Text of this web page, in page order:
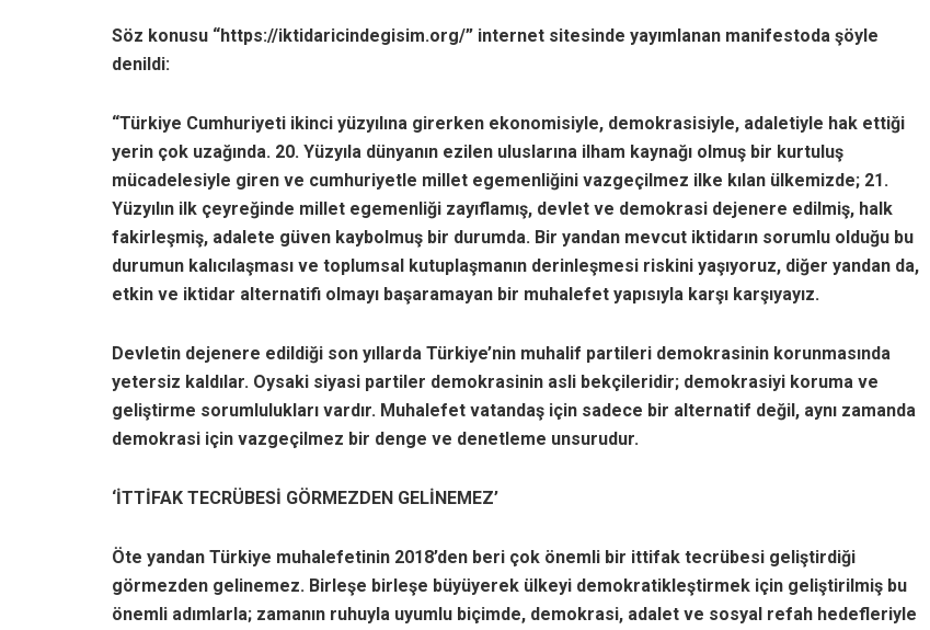
Söz konusu “https://iktidaricindegisim.org/” internet sitesinde yayımlanan manifestoda şöyle
denildi:
“Türkiye Cumhuriyeti ikinci yüzyılına girerken ekonomisiyle, demokrasisiyle, adaletiyle hak ettiği
yerin çok uzağında. 20. Yüzyıla dünyanın ezilen uluslarına ilham kaynağı olmuş bir kurtuluş
mücadelesiyle giren ve cumhuriyetle millet egemenliğini vazgeçilmez ilke kılan ülkemizde; 21.
Yüzyılın ilk çeyreğinde millet egemenliği zayıflamış, devlet ve demokrasi dejenere edilmiş, halk
fakirleşmiş, adalete güven kaybolmuş bir durumda. Bir yandan mevcut iktidarın sorumlu olduğu bu
durumun kalıcılaşması ve toplumsal kutuplaşmanın derinleşmesi riskini yaşıyoruz, diğer yandan da,
etkin ve iktidar alternatifi olmayı başaramayan bir muhalefet yapısıyla karşı karşıyayız.
Devletin dejenere edildiği son yıllarda Türkiye’nin muhalif partileri demokrasinin korunmasında
yetersiz kaldılar. Oysaki siyasi partiler demokrasinin asli bekçileridir; demokrasiyi koruma ve
geliştirme sorumlulukları vardır. Muhalefet vatandaş için sadece bir alternatif değil, aynı zamanda
demokrasi için vazgeçilmez bir denge ve denetleme unsurudur.
‘İTTİFAK TECRÜBESİ GÖRMEZDEN GELİNEMEZ’
Öte yandan Türkiye muhalefetinin 2018’den beri çok önemli bir ittifak tecrübesi geliştirdiği
görmezden gelinemez. Birleşe birleşe büyüyerek ülkeyi demokratikleştirmek için geliştirilmiş bu
önemli adımlarla; zamanın ruhuyla uyumlu biçimde, demokrasi, adalet ve sosyal refah hedefleriyle